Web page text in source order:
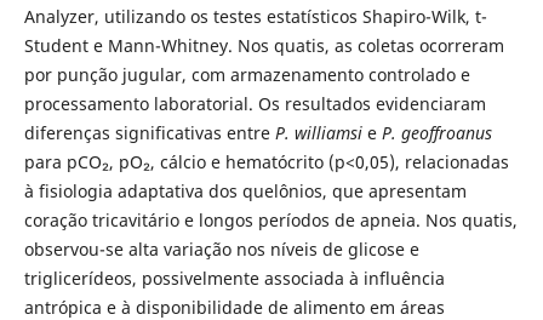
Analyzer, utilizando os testes estatísticos Shapiro-Wilk, t-
Student e Mann-Whitney. Nos quatis, as coletas ocorreram
por punção jugular, com armazenamento controlado e
processamento laboratorial. Os resultados evidenciaram
diferenças significativas entre P. williamsie P. geoffroanus
para pCO₂, pO₂, cálcio e hematócrito (p<0,05), relacionadas
à fisiologia adaptativa dos quelônios, que apresentam
coração tricavitário e longos períodos de apneia. Nos quatis,
observou-se alta variação nos níveis de glicose e
triglicerídeos, possivelmente associada à influência
antrópica e à disponibilidade de alimento em áreas